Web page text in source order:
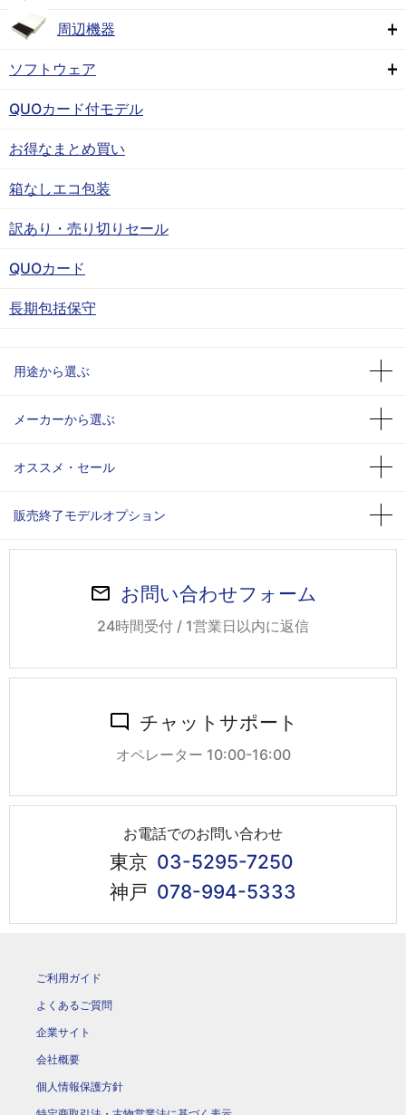
周辺機器
ソフトウェア
QUOカード付モデル
お得なまとめ買い
箱なしエコ包装
訳あり・売り切りセール
QUOカード
長期包括保守
用途から選ぶ
メーカーから選ぶ
オススメ・セール
販売終了モデルオプション
お問い合わせフォーム
24時間受付 / 1営業日以内に返信
チャットサポート
オペレーター 10:00-16:00
お電話でのお問い合わせ
東京 03-5295-7250
神戸 078-994-5333
ご利用ガイド
よくあるご質問
企業サイト
会社概要
個人情報保護方針